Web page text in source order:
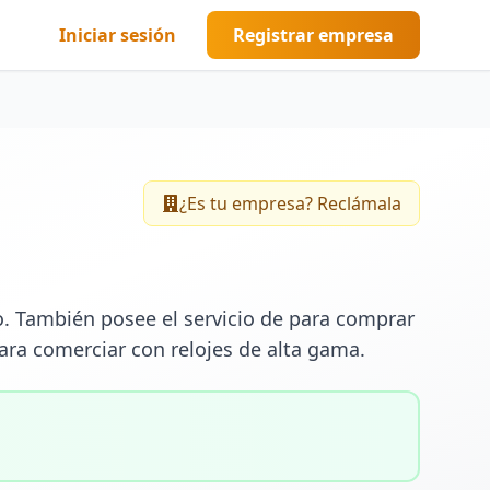
Iniciar sesión Registrar empresa
¿Es tu empresa? Reclámala
También posee el servicio de para comprar
comerciar con relojes de alta gama.